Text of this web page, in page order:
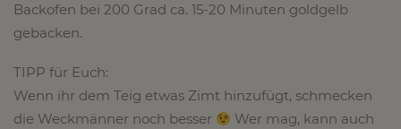
Backofen bei 200 Grad ca. 15-20 Minuten goldgelb
gebacken.
TIPP für Euch:
Wenn ihr dem Teig etwas Zimt hinzufügt, schmecken
die Weckmänner noch besser
Wer mag, kann auch